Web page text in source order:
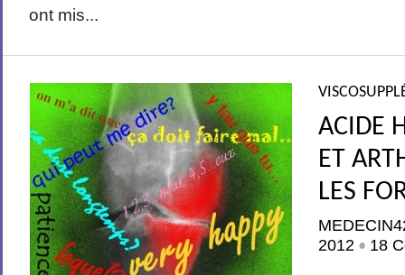
ont mis...
ACIDE
ET
LES
2012 • 18